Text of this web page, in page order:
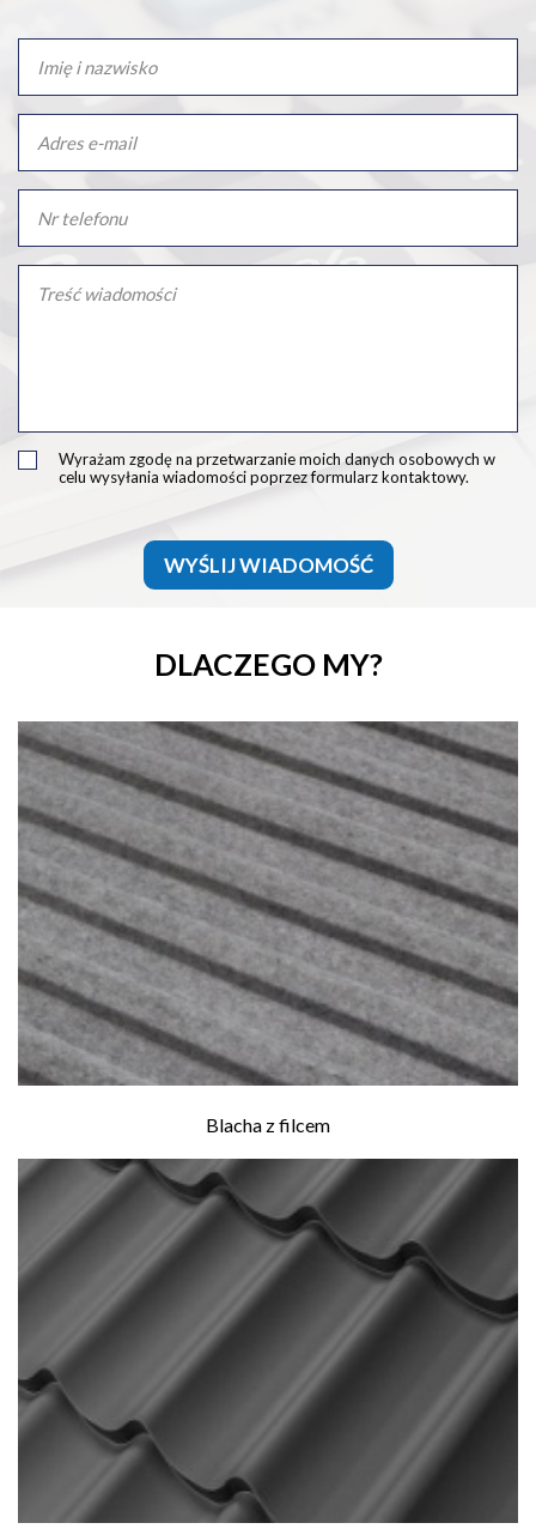
Wyrażam zgodę na przetwarzanie moich danych osobowych w
celu wysyłania wiadomości poprzez formularz kontaktowy.
WYŚLIJ WIADOMOŚĆ
DLACZEGO MY?
Blacha z filcem